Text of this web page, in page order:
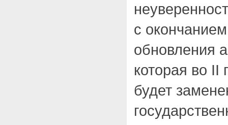
с
обновления
которая во II
будет